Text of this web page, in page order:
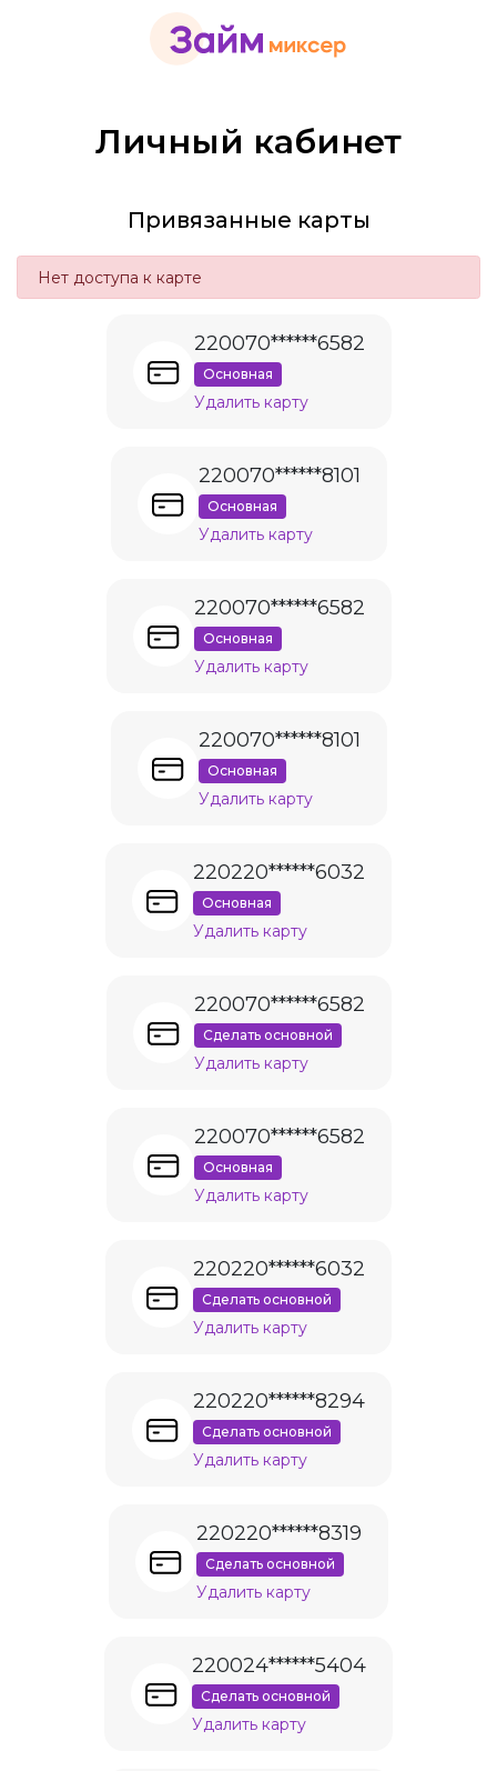
Личный кабинет
Привязанные карты
Нет доступа к карте
220070******6582
Основная
Удалить карту
220070******8101
Основная
Удалить карту
220070******6582
Основная
Удалить карту
220070******8101
Основная
Удалить карту
220220******6032
Основная
Удалить карту
220070******6582
Сделать основной
Удалить карту
220070******6582
Основная
Удалить карту
220220******6032
Сделать основной
Удалить карту
220220******8294
Сделать основной
Удалить карту
220220******8319
Сделать основной
Удалить карту
220024******5404
Сделать основной
Удалить карту